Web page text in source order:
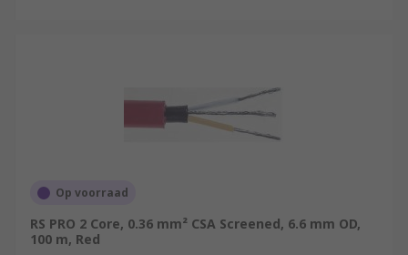
Op voorraad
RS PRO 2 Core, 0.36 mm² CSA Screened, 6.6 mm OD,
100 m, Red